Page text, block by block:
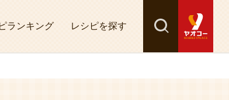
ランキング レシピを探す 検索
探す